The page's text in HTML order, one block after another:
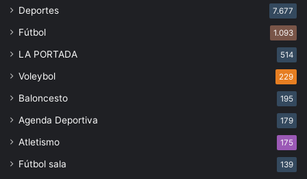
Deportes 7.677
Fútbol 1.093
LA PORTADA 514
Voleybol 229
Baloncesto 195
Agenda Deportiva 179
Atletismo 175
Fútbol sala 139